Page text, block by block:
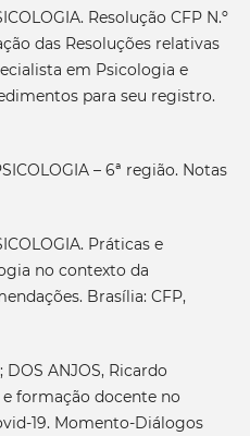
Resolução CFP N.º
das Resoluções relativas
em Psicologia e
para seu registro.
– 6ª região. Notas
Práticas e
no contexto da
Brasília: CFP,
DOS ANJOS, Ricardo
formação docente no
19. Momento-Diálogos